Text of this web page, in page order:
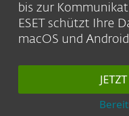
bis zur
ESET schützt Ihre
macOS und